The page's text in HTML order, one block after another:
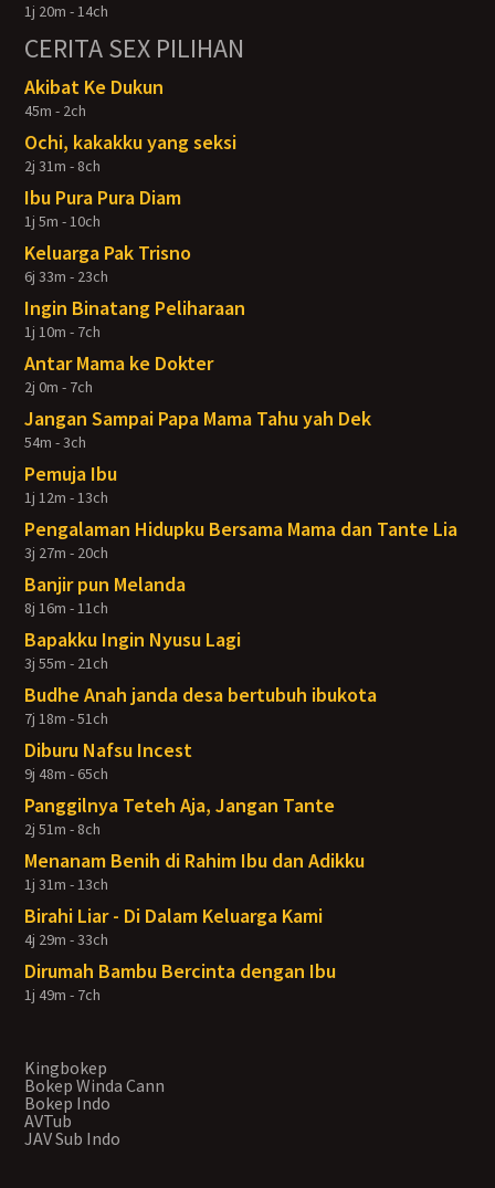
1j 20m - 14ch
CERITA SEX PILIHAN
Akibat Ke Dukun
45m - 2ch
Ochi, kakakku yang seksi
2j 31m - 8ch
Ibu Pura Pura Diam
1j 5m - 10ch
Keluarga Pak Trisno
6j 33m - 23ch
Ingin Binatang Peliharaan
1j 10m - 7ch
Antar Mama ke Dokter
2j 0m - 7ch
Jangan Sampai Papa Mama Tahu yah Dek
54m - 3ch
Pemuja Ibu
1j 12m - 13ch
Pengalaman Hidupku Bersama Mama dan Tante Lia
3j 27m - 20ch
Banjir pun Melanda
8j 16m - 11ch
Bapakku Ingin Nyusu Lagi
3j 55m - 21ch
Budhe Anah janda desa bertubuh ibukota
7j 18m - 51ch
Diburu Nafsu Incest
9j 48m - 65ch
Panggilnya Teteh Aja, Jangan Tante
2j 51m - 8ch
Menanam Benih di Rahim Ibu dan Adikku
1j 31m - 13ch
Birahi Liar - Di Dalam Keluarga Kami
4j 29m - 33ch
Dirumah Bambu Bercinta dengan Ibu
1j 49m - 7ch
Kingbokep
Bokep Winda Cann
Bokep Indo
AVTub
JAV Sub Indo